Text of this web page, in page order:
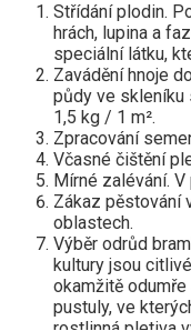
Střídání plodin.
hrách, lupina a
speciální látku,
Zavádění hnoje
půdy ve skleníku
1,5 kg / 1 m².
Zpracování
Včasné čištění
Mírné zalévání.
Zákaz pěstování
oblastech.
Výběr odrůd
kultury jsou
okamžitě
pustuly, ve